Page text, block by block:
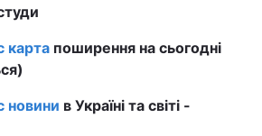
карта поширення на сьогодні
новини в Україні та світі -